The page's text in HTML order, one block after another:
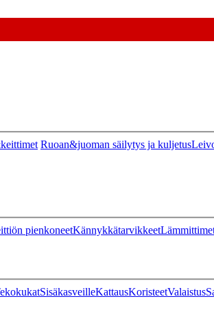
Ruoan&juoman säilytys ja kuljetus
pienkoneetKännykkätarvikkeet
SisäkasveilleKattausKoristeetValaistus